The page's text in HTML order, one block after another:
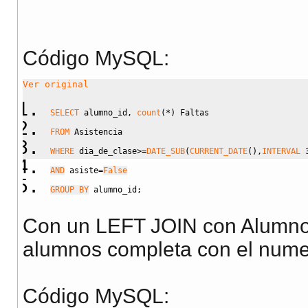
Código MySQL:
Ver original
SELECT alumno_id , count ( * )
Faltas
FROM Asistencia
WHERE dia_de_clase>=DATE_SUB(CURRENT_DATE( ) , INTERVAL
AND asiste=False
GROUP BY alumno_id ;
Con un LEFT JOIN con
alumnos completa con el
Código MySQL: